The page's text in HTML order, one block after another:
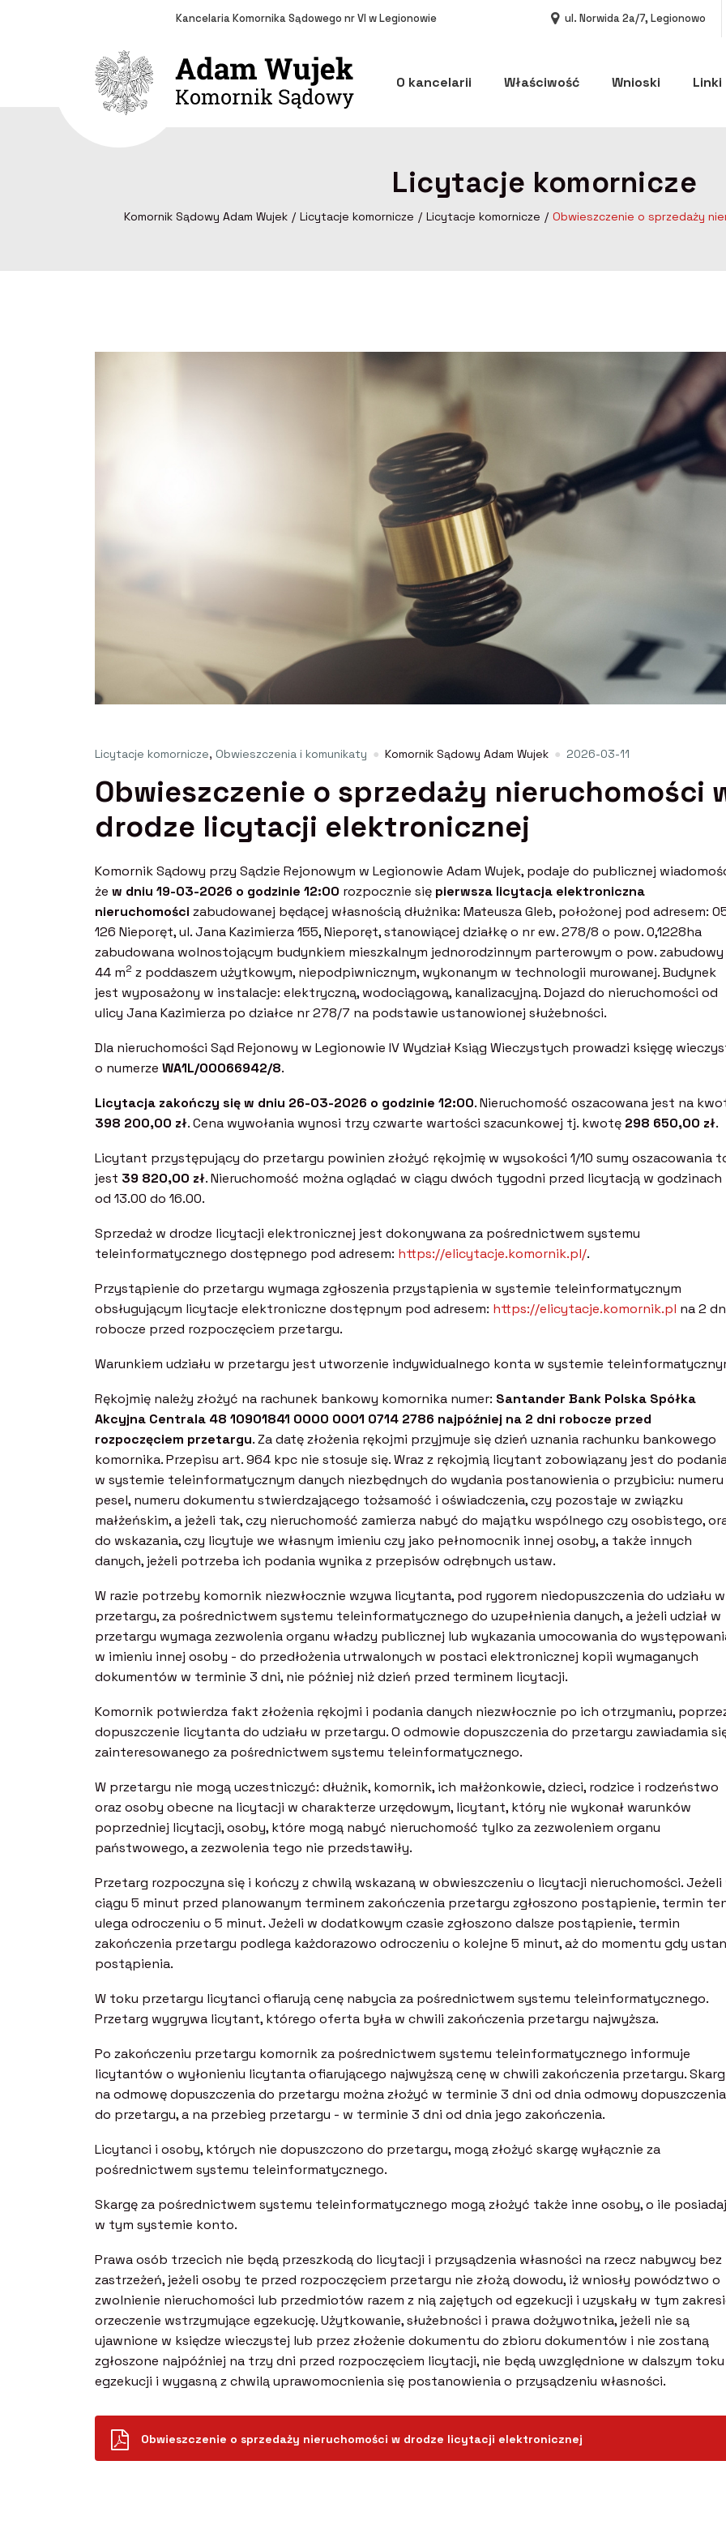
Kancelaria Komornika Sądowego nr VI w Legionowie ul. Norwida 2a/7, Legionowo
O kancelarii Właściwość Wnioski Linki
Licytacje komornicze
Komornik Sądowy Adam Wujek Licytacje komornicze Licytacje komornicze Obwieszczenie o sprzedaży
Licytacje komornicze, Obwieszczenia i komunikaty Komornik Sądowy Adam Wujek 2026-03-11
Obwieszczenie o sprzedaży nieruchomości
drodze licytacji elektronicznej
Komornik Sądowy przy Sądzie Rejonowym w Legionowie Adam Wujek, podaje do publicznej
że w dniu 19-03-2026 o godzinie 12:00 rozpocznie się pierwsza licytacja elektroniczna
nieruchomości zabudowanej będącej własnością dłużnika: Mateusza Gleb, położonej pod adresem:
126 Nieporęt, ul. Jana Kazimierza 155, Nieporęt, stanowiącej działkę o nr ew. 278/8 o pow. 0,1228ha
zabudowana wolnostojącym budynkiem mieszkalnym jednorodzinnym parterowym o pow. zabudowy
44 m2 z poddaszem użytkowym, niepodpiwnicznym, wykonanym w technologii murowanej. Budynek
jest wyposażony w instalacje: elektryczną, wodociągową, kanalizacyjną. Dojazd do nieruchomości od
ulicy Jana Kazimierza po działce nr 278/7 na podstawie ustanowionej służebności.
Dla nieruchomości Sąd Rejonowy w Legionowie IV Wydział Ksiąg Wieczystych prowadzi księgę
o numerze WA1L/00066942/8.
Licytacja zakończy się w dniu 26-03-2026 o godzinie 12:00. Nieruchomość oszacowana jest na
398 200,00 zł. Cena wywołania wynosi trzy czwarte wartości szacunkowej tj. kwotę 298 650,00 zł.
Licytant przystępujący do przetargu powinien złożyć rękojmię w wysokości 1/10 sumy oszacowania
jest 39 820,00 zł. Nieruchomość można oglądać w ciągu dwóch tygodni przed licytacją w godzinach
od 13.00 do 16.00.
Sprzedaż w drodze licytacji elektronicznej jest dokonywana za pośrednictwem systemu
teleinformatycznego dostępnego pod adresem: https://elicytacje.komornik.pl/.
Przystąpienie do przetargu wymaga zgłoszenia przystąpienia w systemie teleinformatycznym
obsługującym licytacje elektroniczne dostępnym pod adresem: https://elicytacje.komornik.pl na 2
robocze przed rozpoczęciem przetargu.
Warunkiem udziału w przetargu jest utworzenie indywidualnego konta w systemie
Rękojmię należy złożyć na rachunek bankowy komornika numer: Santander Bank Polska Spółka
Akcyjna Centrala 48 10901841 0000 0001 0714 2786 najpóźniej na 2 dni robocze przed
rozpoczęciem przetargu. Za datę złożenia rękojmi przyjmuje się dzień uznania rachunku bankowego
komornika. Przepisu art. 964 kpc nie stosuje się. Wraz z rękojmią licytant zobowiązany jest do
w systemie teleinformatycznym danych niezbędnych do wydania postanowienia o przybiciu: numeru
pesel, numeru dokumentu stwierdzającego tożsamość i oświadczenia, czy pozostaje w związku
małżeńskim, a jeżeli tak, czy nieruchomość zamierza nabyć do majątku wspólnego czy osobistego,
do wskazania, czy licytuje we własnym imieniu czy jako pełnomocnik innej osoby, a także innych
danych, jeżeli potrzeba ich podania wynika z przepisów odrębnych ustaw.
W razie potrzeby komornik niezwłocznie wzywa licytanta, pod rygorem niedopuszczenia do udziału w
przetargu, za pośrednictwem systemu teleinformatycznego do uzupełnienia danych, a jeżeli udział w
przetargu wymaga zezwolenia organu władzy publicznej lub wykazania umocowania do
w imieniu innej osoby - do przedłożenia utrwalonych w postaci elektronicznej kopii wymaganych
dokumentów w terminie 3 dni, nie później niż dzień przed terminem licytacji.
Komornik potwierdza fakt złożenia rękojmi i podania danych niezwłocznie po ich otrzymaniu,
dopuszczenie licytanta do udziału w przetargu. O odmowie dopuszczenia do przetargu zawiadamia
zainteresowanego za pośrednictwem systemu teleinformatycznego.
W przetargu nie mogą uczestniczyć: dłużnik, komornik, ich małżonkowie, dzieci, rodzice i rodzeństwo
oraz osoby obecne na licytacji w charakterze urzędowym, licytant, który nie wykonał warunków
poprzedniej licytacji, osoby, które mogą nabyć nieruchomość tylko za zezwoleniem organu
państwowego, a zezwolenia tego nie przedstawiły.
Przetarg rozpoczyna się i kończy z chwilą wskazaną w obwieszczeniu o licytacji nieruchomości. Jeżeli
ciągu 5 minut przed planowanym terminem zakończenia przetargu zgłoszono postąpienie, termin
ulega odroczeniu o 5 minut. Jeżeli w dodatkowym czasie zgłoszono dalsze postąpienie, termin
zakończenia przetargu podlega każdorazowo odroczeniu o kolejne 5 minut, aż do momentu gdy
postąpienia.
W toku przetargu licytanci ofiarują cenę nabycia za pośrednictwem systemu teleinformatycznego.
Przetarg wygrywa licytant, którego oferta była w chwili zakończenia przetargu najwyższa.
Po zakończeniu przetargu komornik za pośrednictwem systemu teleinformatycznego informuje
licytantów o wyłonieniu licytanta ofiarującego najwyższą cenę w chwili zakończenia przetargu.
na odmowę dopuszczenia do przetargu można złożyć w terminie 3 dni od dnia odmowy dopuszczenia
do przetargu, a na przebieg przetargu - w terminie 3 dni od dnia jego zakończenia.
Licytanci i osoby, których nie dopuszczono do przetargu, mogą złożyć skargę wyłącznie za
pośrednictwem systemu teleinformatycznego.
Skargę za pośrednictwem systemu teleinformatycznego mogą złożyć także inne osoby, o ile
w tym systemie konto.
Prawa osób trzecich nie będą przeszkodą do licytacji i przysądzenia własności na rzecz nabywcy bez
zastrzeżeń, jeżeli osoby te przed rozpoczęciem przetargu nie złożą dowodu, iż wniosły powództwo o
zwolnienie nieruchomości lub przedmiotów razem z nią zajętych od egzekucji i uzyskały w tym
orzeczenie wstrzymujące egzekucję. Użytkowanie, służebności i prawa dożywotnika, jeżeli nie są
ujawnione w księdze wieczystej lub przez złożenie dokumentu do zbioru dokumentów i nie zostaną
zgłoszone najpóźniej na trzy dni przed rozpoczęciem licytacji, nie będą uwzględnione w dalszym toku
egzekucji i wygasną z chwilą uprawomocnienia się postanowienia o przysądzeniu własności.
Obwieszczenie o sprzedaży nieruchomości w drodze licytacji elektronicznej